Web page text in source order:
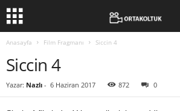
Anasayfa Film Fragmanı Siccin 4
Siccin 4
Yazar: Nazlı - 6 Haziran 2017 872 0